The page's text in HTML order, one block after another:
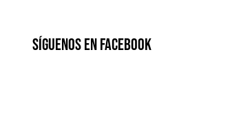
SíGUENOS EN FACEBOOK